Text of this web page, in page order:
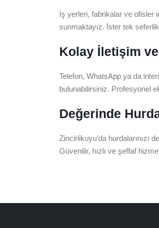
İş yerleri, fabrikalar ve ofisler
sunmaktayız. İster tek
Kolay İletişim ve
Telefon, WhatsApp ya da
bulunabilirsiniz. Profesyonel
Değerinde Hurda
Zincirlikuyu’da
Güvenilir, hızlı ve şeffaf